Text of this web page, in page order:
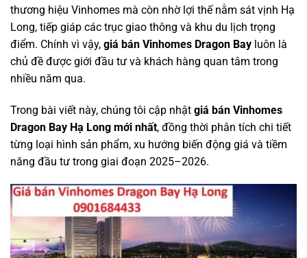
thương hiệu Vinhomes mà còn nhờ lợi thế nằm sát vịnh Hạ
Long, tiếp giáp các trục giao thông và khu du lịch trọng
điểm. Chính vì vậy, giá bán Vinhomes Dragon Bay luôn là
chủ đề được giới đầu tư và khách hàng quan tâm trong
nhiều năm qua.
Trong bài viết này, chúng tôi cập nhật giá bán Vinhomes
Dragon Bay Hạ Long mới nhất, đồng thời phân tích chi tiết
từng loại hình sản phẩm, xu hướng biến động giá và tiềm
năng đầu tư trong giai đoạn 2025–2026.